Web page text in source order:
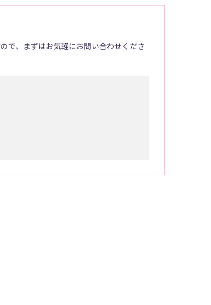
で、まずはお気軽にお問い合わせくださ